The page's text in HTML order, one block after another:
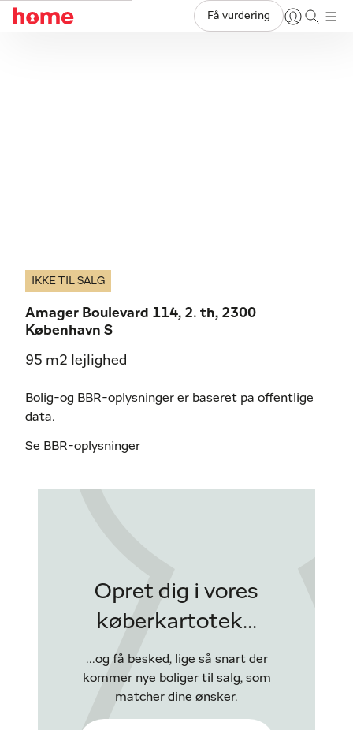
Få vurdering
IKKE TIL SALG
Amager Boulevard 114, 2. th, 2300
København S
95 m2 lejlighed
Bolig-og BBR-oplysninger er baseret pa offentlige
data.
Se BBR-oplysninger
Opret dig i vores
køberkartotek...
...og få besked, lige så snart der
kommer nye boliger til salg, som
matcher dine ønsker.